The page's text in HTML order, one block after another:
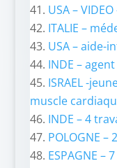
USA –
ITALIE –
USA – aide-
INDE –
ISRAEL -
muscle
INDE – 4
POLOGNE –
ESPAGNE –